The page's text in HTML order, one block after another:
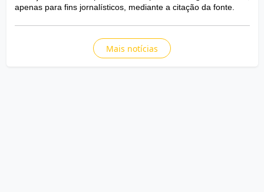
apenas para fins jornalísticos, mediante a citação da fonte.
Mais notícias